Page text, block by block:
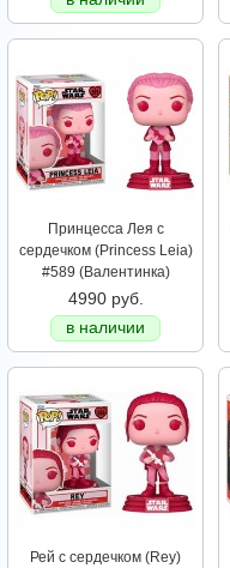
Принцесса Лея с
сердечком (Princess Leia)
#589 (Валентинка)
4990 руб.
в наличии
Рей с сердечком (Rey)